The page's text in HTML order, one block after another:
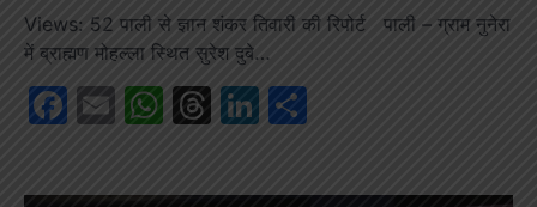
Views: 52 पाली से ज्ञान शंकर तिवारी की रिपोर्ट पाली – ग्राम नुनेरा
में ब्राह्मण मोहल्ला स्थित सुरेश दुबे…
Facebook
EmailWhatsApp
Threads
LinkedIn